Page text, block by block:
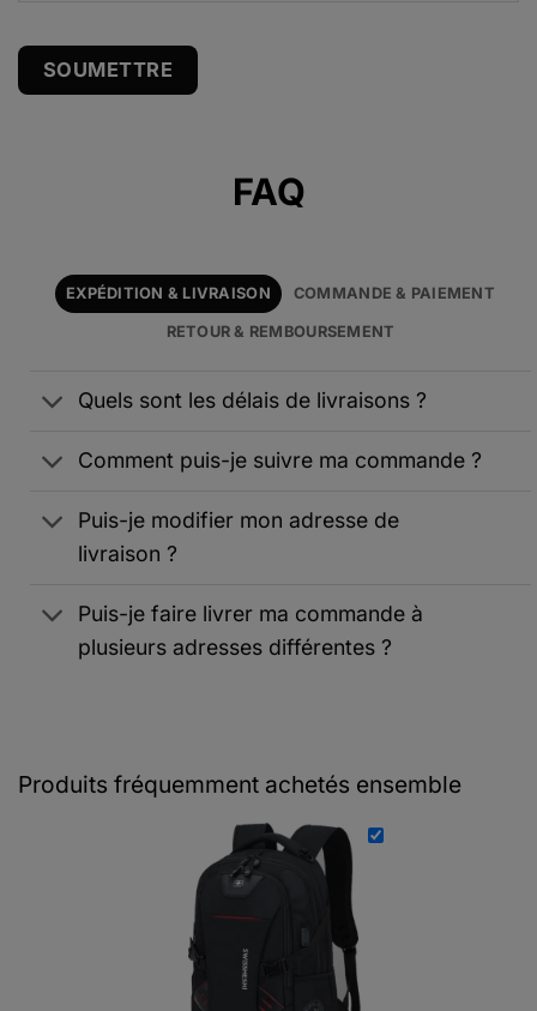
FAQ
EXPÉDITION & LIVRAISON COMMANDE & PAIEMENT
RETOUR & REMBOURSEMENT
Quels sont les délais de livraisons ?
Comment puis-je suivre ma commande ?
Puis-je modifier mon adresse de
livraison ?
Puis-je faire livrer ma commande à
plusieurs adresses différentes ?
Produits fréquemment achetés ensemble